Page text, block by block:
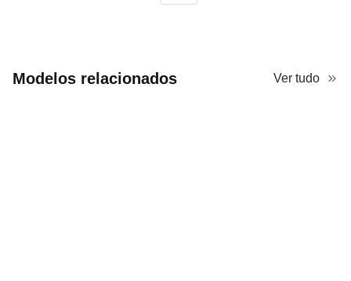
Modelos relacionados Ver tudo